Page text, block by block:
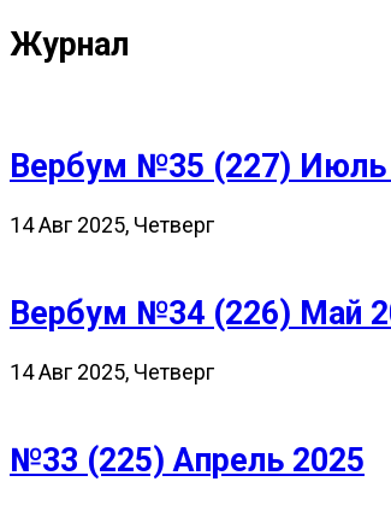
Журнал
Вербум №35 (227) Июль
14 Авг 2025, Четверг
Вербум №34 (226) Май
14 Авг 2025, Четверг
№33 (225) Апрель 2025